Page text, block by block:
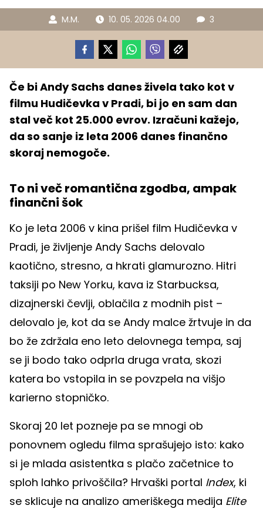
M.M. 10. 05. 2026 04.00 3
Če bi Andy Sachs danes živela tako kot v
filmu Hudičevka v Pradi, bi jo en sam dan
stal več kot 25.000 evrov. Izračuni kažejo,
da so sanje iz leta 2006 danes finančno
skoraj nemogoče.
To ni več romantična zgodba, ampak
finančni šok
Ko je leta 2006 v kina prišel film Hudičevka v
Pradi, je življenje Andy Sachs delovalo
kaotično, stresno, a hkrati glamurozno. Hitri
taksiji po New Yorku, kava iz Starbucksa,
dizajnerski čevlji, oblačila z modnih pist –
delovalo je, kot da se Andy malce žrtvuje in da
bo že zdržala eno leto delovnega tempa, saj
se ji bodo tako odprla druga vrata, skozi
katera bo vstopila in se povzpela na višjo
karierno stopničko.
Skoraj 20 let pozneje pa se mnogi ob
ponovnem ogledu filma sprašujejo isto: kako
si je mlada asistentka s plačo začetnice to
sploh lahko privoščila? Hrvaški portal Index, ki
se sklicuje na analizo ameriškega medija Elite